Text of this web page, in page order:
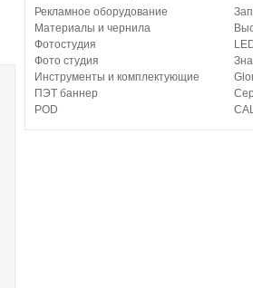
Рекламное оборудование
Материалы и чернила
Фотостудия
Фото студия
Инструменты и комплектующие
ПЭТ баннер
POD